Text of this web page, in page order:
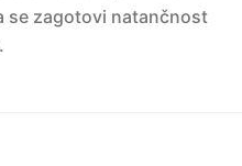
se zagotovi natančnost